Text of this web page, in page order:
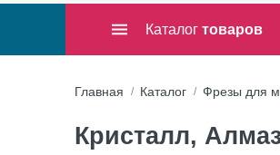
Каталог товаров
Главная Каталог Фрезы для
Кристалл,